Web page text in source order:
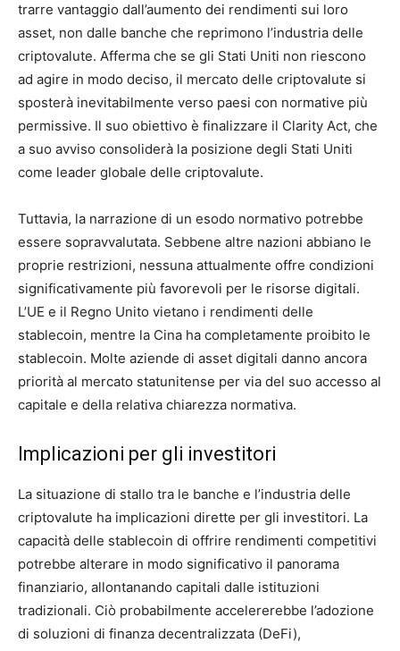
trarre vantaggio dall’aumento dei rendimenti sui loro
asset, non dalle banche che reprimono l’industria delle
criptovalute. Afferma che se gli Stati Uniti non riescono
ad agire in modo deciso, il mercato delle criptovalute si
sposterà inevitabilmente verso paesi con normative più
permissive. Il suo obiettivo è finalizzare il Clarity Act, che
a suo avviso consoliderà la posizione degli Stati Uniti
come leader globale delle criptovalute.
Tuttavia, la narrazione di un esodo normativo potrebbe
essere sopravvalutata. Sebbene altre nazioni abbiano le
proprie restrizioni, nessuna attualmente offre condizioni
significativamente più favorevoli per le risorse digitali.
L’UE e il Regno Unito vietano i rendimenti delle
stablecoin, mentre la Cina ha completamente proibito le
stablecoin. Molte aziende di asset digitali danno ancora
priorità al mercato statunitense per via del suo accesso al
capitale e della relativa chiarezza normativa.
Implicazioni per gli investitori
La situazione di stallo tra le banche e l’industria delle
criptovalute ha implicazioni dirette per gli investitori. La
capacità delle stablecoin di offrire rendimenti competitivi
potrebbe alterare in modo significativo il panorama
finanziario, allontanando capitali dalle istituzioni
tradizionali. Ciò probabilmente accelererebbe l’adozione
di soluzioni di finanza decentralizzata (DeFi),